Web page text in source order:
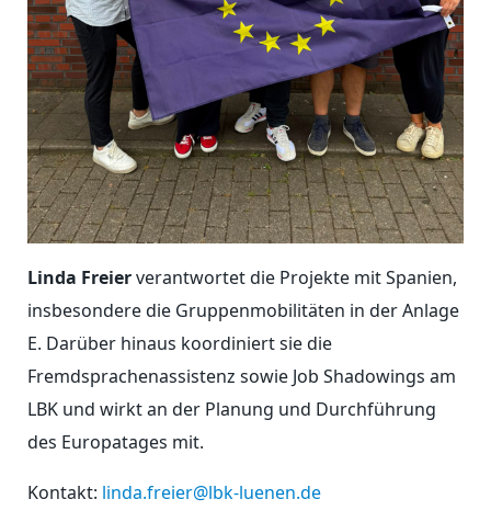
Linda Freierverantwortet die Projekte mit Spanien,
insbesondere die Gruppenmobilitäten in der Anlage
E. Darüber hinaus koordiniert sie die
Fremdsprachenassistenz sowie Job Shadowings am
LBK und wirkt an der Planung und Durchführung
des Europatages mit.
Kontakt: linda.freier@lbk-luenen.de